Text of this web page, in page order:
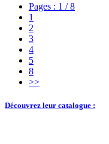
Pages : 1 / 8
1
2
3
4
5
8
>>
Découvrez leur catalogue :